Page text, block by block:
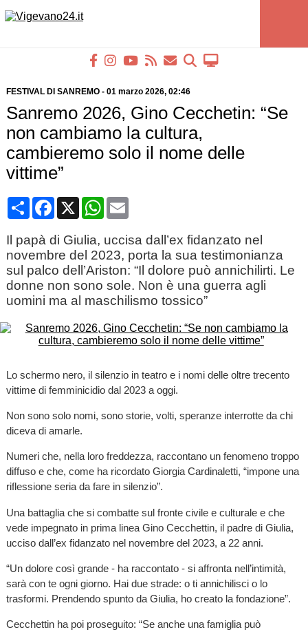
FESTIVAL DI SANREMO- 01 marzo 2026, 02:46
Sanremo 2026, Gino Cecchetin: “Se
non cambiamo la cultura,
cambieremo solo il nome delle
vittime”
CondividiFacebook
X WhatsApp
Email
Il papà di Giulia, uccisa dall’ex fidanzato nel
novembre del 2023, porta la sua testimonianza
sul palco dell’Ariston: “Il dolore può annichilirti. Le
donne non sono sole. Non è una guerra agli
uomini ma al maschilismo tossico”
Lo schermo nero, il silenzio in teatro e i nomi delle oltre trecento
vittime di femminicidio dal 2023 a oggi.
Non sono solo nomi, sono storie, volti, speranze interrotte da chi
diceva di amarle.
Numeri che, nella loro freddezza, raccontano un fenomeno troppo
diffuso e che, come ha ricordato Giorgia Cardinaletti, “impone una
riflessione seria da fare in silenzio”.
Una battaglia che si combatte sul fronte civile e culturale e che
vede impegnato in prima linea Gino Cecchettin, il padre di Giulia,
ucciso dall’ex fidanzato nel novembre del 2023, a 22 anni.
“Un dolore così grande - ha raccontato - si affronta nell’intimità,
sarà con te ogni giorno. Hai due strade: o ti annichilisci o lo
trasformi. Prendendo spunto da Giulia, ho creato la fondazione”.
Cecchettin ha poi proseguito: “Se anche una famiglia può